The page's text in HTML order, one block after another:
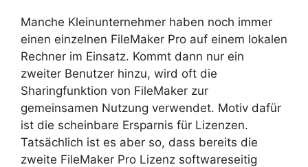
Manche Kleinunternehmer haben noch immer
einen einzelnen FileMaker Pro auf einem lokalen
Rechner im Einsatz. Kommt dann nur ein
zweiter Benutzer hinzu, wird oft die
Sharingfunktion von FileMaker zur
gemeinsamen Nutzung verwendet. Motiv dafür
ist die scheinbare Ersparnis für Lizenzen.
Tatsächlich ist es aber so, dass bereits die
zweite FileMaker Pro Lizenz softwareseitig